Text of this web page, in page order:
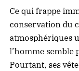
Ce qui frappe
conservation du
atmosphériques
l’homme semble
Pourtant, ses